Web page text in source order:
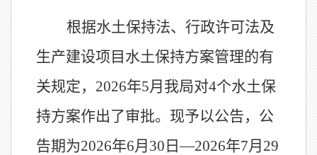
根据水土保持法、行政许可法及
生产建设项目水土保持方案管理的有
关规定， 2026年5月 我局对4个水土保
持方案作出了审批。 现予以公告，公
告期为2026年6月 30 日—2026年7月 29